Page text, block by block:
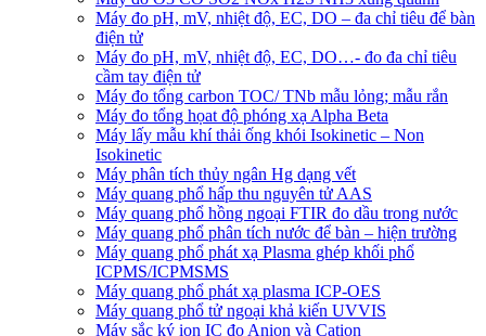
Máy đo pH, mV, nhiệt độ, EC, DO – đa chỉ tiêu để bàn
điện tử
Máy đo pH, mV, nhiệt độ, EC, DO…- đo đa chỉ tiêu
cầm tay điện tử
Máy đo tổng carbon TOC/ TNb mẫu lỏng; mẫu rắn
Máy đo tổng họat độ phóng xạ Alpha Beta
Máy lấy mẫu khí thải ống khói Isokinetic – Non
Isokinetic
Máy phân tích thủy ngân Hg dạng vết
Máy quang phổ hấp thu nguyên tử AAS
Máy quang phổ hồng ngoại FTIR đo dầu trong nước
Máy quang phổ phân tích nước để bàn – hiện trường
Máy quang phổ phát xạ Plasma ghép khối phổ
ICPMS/ICPMSMS
Máy quang phổ phát xạ plasma ICP-OES
Máy quang phổ tử ngoại khả kiến UVVIS
Máy sắc ký ion IC đo Anion và Cation